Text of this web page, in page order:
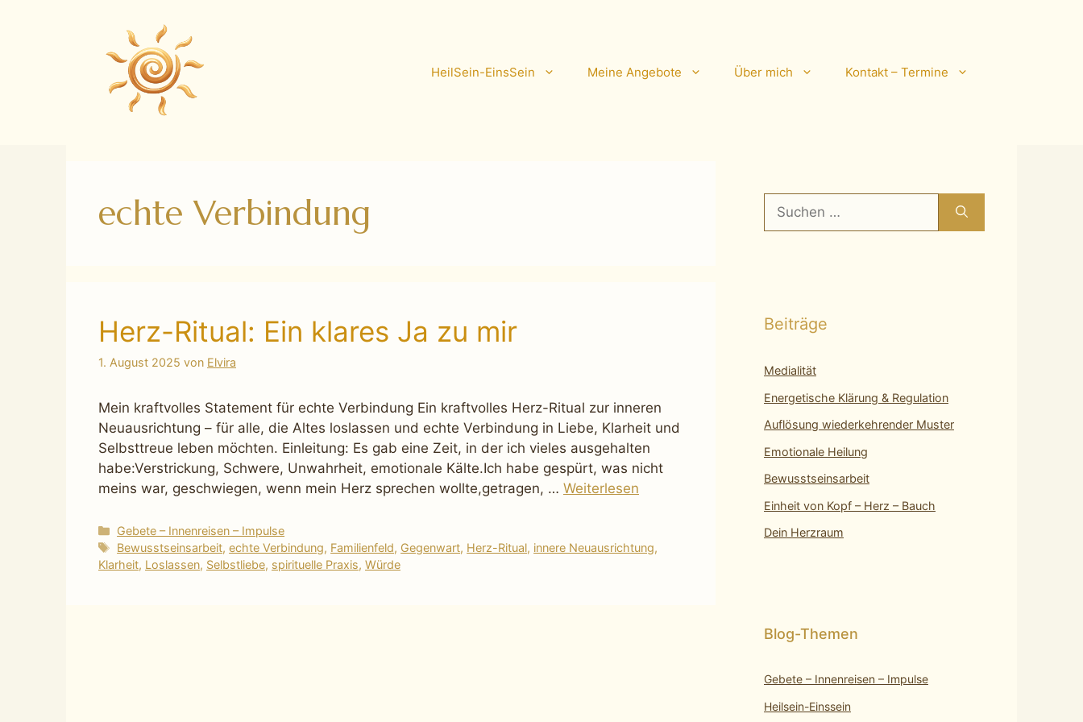
HeilSein-EinsSein Meine Angebote Über mich Kontakt – Termine
echte Verbindung
Herz-Ritual: Ein klares Ja zu mir
1. August 2025 von Elvira
Mein kraftvolles Statement für echte Verbindung Ein kraftvolles Herz-Ritual zur inneren
Neuausrichtung – für alle, die Altes loslassen und echte Verbindung in Liebe, Klarheit und
Selbsttreue leben möchten. Einleitung: Es gab eine Zeit, in der ich vieles ausgehalten
habe:Verstrickung, Schwere, Unwahrheit, emotionale Kälte.Ich habe gespürt, was nicht
meins war, geschwiegen, wenn mein Herz sprechen wollte,getragen, … Weiterlesen
Kategorien
Gebete – Innenreisen – Impulse
Schlagwörter
Bewusstseinsarbeit,echte Verbindung, Familienfeld, Gegenwart, Herz-Ritual, innere Neuausrichtung,
Klarheit, Loslassen, Selbstliebe, spirituelle Praxis, Würde
Suchen
nach:
Beiträge
Medialität
Energetische Klärung & Regulation
Auflösung wiederkehrender Muster
Emotionale Heilung
Bewusstseinsarbeit
Einheit von Kopf – Herz – Bauch
Dein Herzraum
Gebete – Innenreisen – Impulse
Heilsein-Einssein